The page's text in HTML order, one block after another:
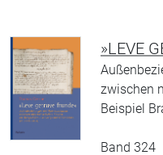
»LEVE
zwischen
Beispiel
Band 324